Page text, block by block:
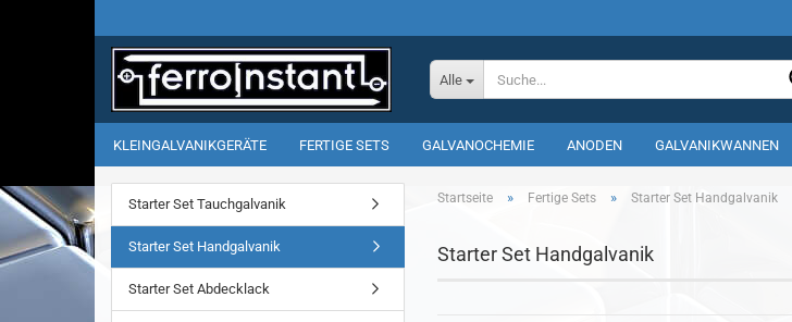
Alle
KLEINGALVANIKGERÄTE FERTIGE SETS GALVANOCHEMIE ANODEN GALVANIKWANNEN
Startseite » Fertige Sets » Starter Set Handgalvanik
Starter Set Handgalvanik
Starter Set Tauchgalvanik
Starter Set Handgalvanik
Starter Set Abdecklack